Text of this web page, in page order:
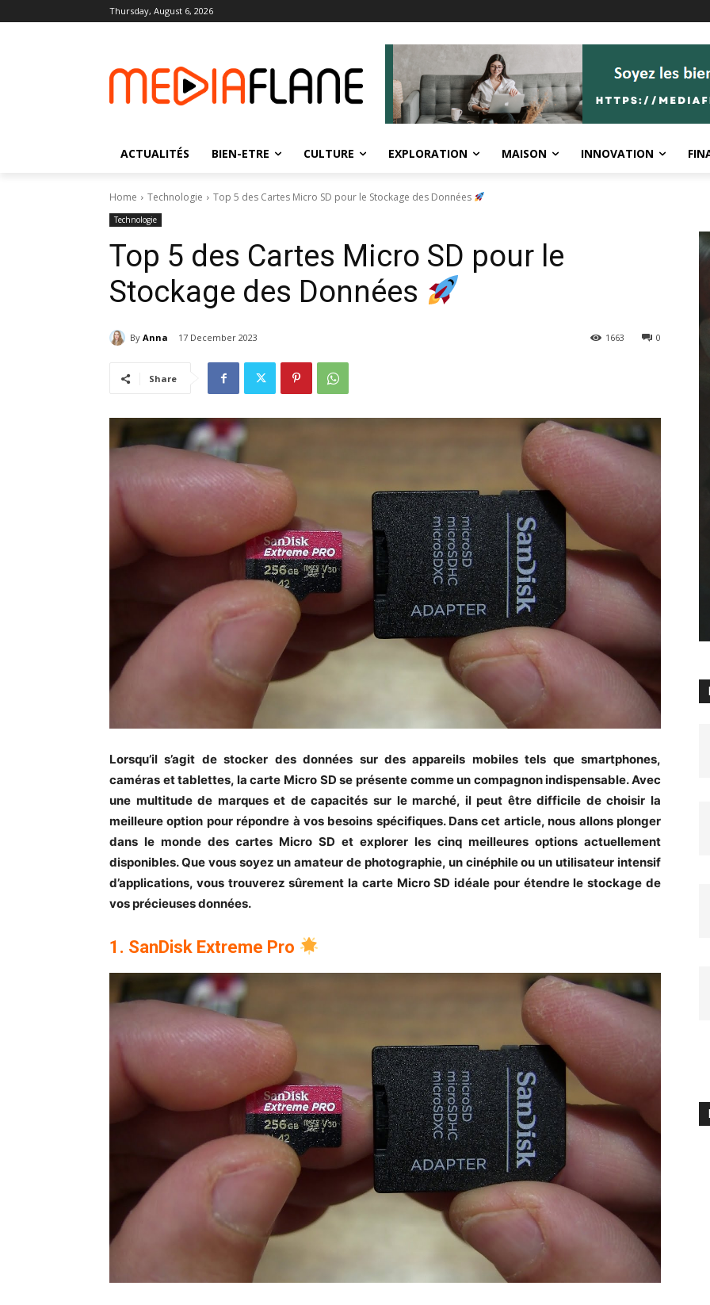
Thursday, August 6, 2026
ACTUALITÉS BIEN-ETRE CULTURE EXPLORATION MAISON INNOVATION
Home Technologie Top 5 des Cartes Micro SD pour le Stockage des Données
Technologie
Top 5 des Cartes Micro SD pour le
Stockage des Données
By Anna 17 December 2023 0
1663
Share
Lorsqu’il s’agit de stocker des données sur des appareils mobiles tels que smartphones,
caméras et tablettes, la carte Micro SD se présente comme un compagnon indispensable. Avec
une multitude de marques et de capacités sur le marché, il peut être difficile de choisir la
meilleure option pour répondre à vos besoins spécifiques. Dans cet article, nous allons plonger
dans le monde des cartes Micro SD et explorer les cinq meilleures options actuellement
disponibles. Que vous soyez un amateur de photographie, un cinéphile ou un utilisateur intensif
d’applications, vous trouverez sûrement la carte Micro SD idéale pour étendre le stockage de
vos précieuses données.
1. SanDisk Extreme Pro